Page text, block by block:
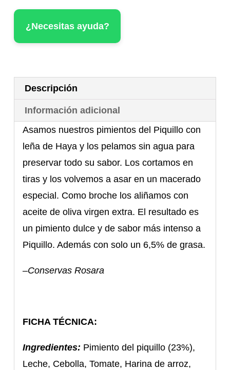
Rosara
cantidad
¿Necesitas ayuda?
Descripción
Información adicional
Asamos nuestros pimientos del Piquillo con
leña de Haya y los pelamos sin agua para
preservar todo su sabor. Los cortamos en
tiras y los volvemos a asar en un macerado
especial. Como broche los aliñamos con
aceite de oliva virgen extra. El resultado es
un pimiento dulce y de sabor más intenso a
Piquillo. Además con solo un 6,5% de grasa.
–Conservas Rosara
FICHA TÉCNICA:
Ingredientes: Pimiento del piquillo (23%),
Leche, Cebolla, Tomate, Harina de arroz,